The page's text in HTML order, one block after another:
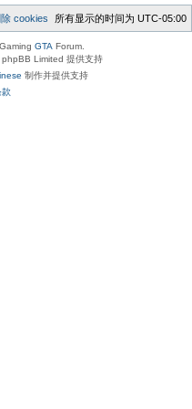
所有显示的时间为 UTC-05:00
cookies
GTA Forum.
Limited 提供支持
制作并提供支持
款